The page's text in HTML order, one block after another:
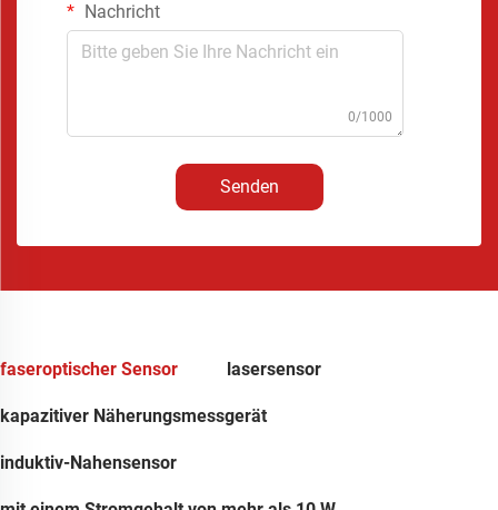
Nachricht
0/1000
Senden
faseroptischer Sensor lasersensor
kapazitiver Näherungsmessgerät
induktiv-Nahensensor